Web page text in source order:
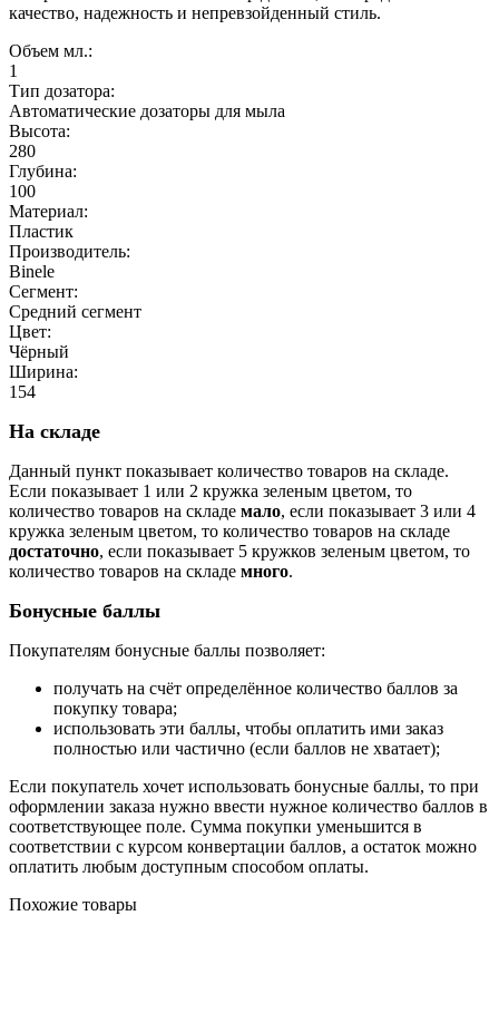
качество, надежность и непревзойденный стиль.
Объем мл.:
1
Тип дозатора:
Автоматические дозаторы для мыла
Высота:
280
Глубина:
100
Материал:
Пластик
Производитель:
Binele
Сегмент:
Средний сегмент
Цвет:
Чёрный
Ширина:
154
На складе
Данный пункт показывает количество товаров на складе.
Если показывает 1 или 2 кружка зеленым цветом, то
количество товаров на складе мало, если показывает 3 или 4
кружка зеленым цветом, то количество товаров на складе
достаточно, если показывает 5 кружков зеленым цветом, то
количество товаров на складе много.
Бонусные баллы
Покупателям бонусные баллы позволяет:
получать на счёт определённое количество баллов за
покупку товара;
использовать эти баллы, чтобы оплатить ими заказ
полностью или частично (если баллов не хватает);
Если покупатель хочет использовать бонусные баллы, то при
оформлении заказа нужно ввести нужное количество баллов в
соответствующее поле. Сумма покупки уменьшится в
соответствии с курсом конвертации баллов, а остаток можно
оплатить любым доступным способом оплаты.
Похожие товары